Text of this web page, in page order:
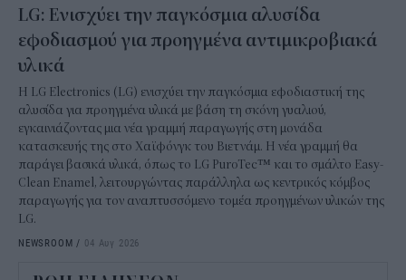
LG: Ενισχύει την παγκόσμια αλυσίδα
εφοδιασμού για προηγμένα αντιμικροβιακά
υλικά
Η LG Electronics (LG) ενισχύει την παγκόσμια εφοδιαστική της
αλυσίδα για προηγμένα υλικά με βάση τη σκόνη γυαλιού,
εγκαινιάζοντας μια νέα γραμμή παραγωγής στη μονάδα
κατασκευής της στο Χαϊφόνγκ του Βιετνάμ. Η νέα γραμμή θα
παράγει βασικά υλικά, όπως το LG PuroTec™ και το σμάλτο Easy-
Clean Enamel, λειτουργώντας παράλληλα ως κεντρικός κόμβος
παραγωγής για τον αναπτυσσόμενο τομέα προηγμένων υλικών της
LG.
NEWSROOM / 04 Αυγ 2026